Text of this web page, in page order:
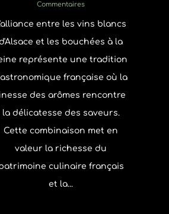
Commentaires
entre les vins blancs
et les bouchées à la
représente une tradition
française où la
des arômes rencontre
la délicatesse des saveurs.
Cette combinaison met en
valeur la richesse du
culinaire français
et la...